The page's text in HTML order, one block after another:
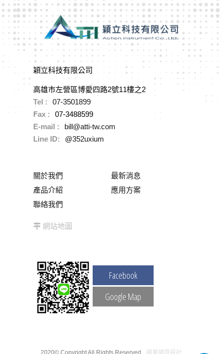
穎立科技有限公司
高雄市左營區博愛四路2號11樓之2
Tel :
07-3501899
Fax :
07-3488599
E-mail :
bill@atti-tw.com
Line ID:
@352uxium
關於我們
最新消息
產品介紹
應用方案
聯絡我們
網站地圖
Facebook
Google Map
2020© Copyright All Rights Reserved 蘋果網頁設計